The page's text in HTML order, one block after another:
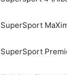
SuperSport
SuperSport